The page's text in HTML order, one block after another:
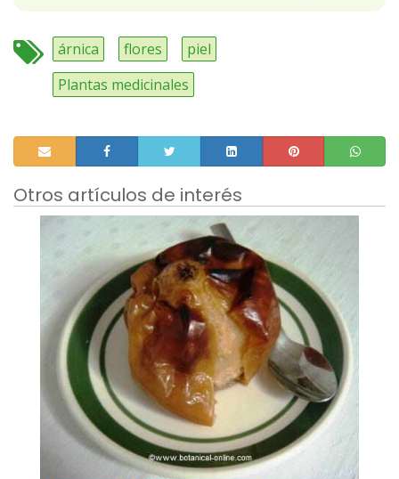
árnica flores
piel
Plantas medicinales
Otros artículos de interés